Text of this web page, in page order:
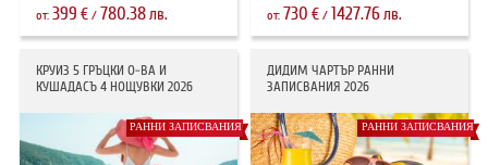
от: 399 €/ 780.38лв. от: 730 € / 1427.76лв.
КРУИЗ 5 ГРЪЦКИ О-ВА И
КУШАДАСЪ 4 НОЩУВКИ 2026
РАННИ ЗАПИСВАНИЯ
ДИДИМ ЧАРТЪР РАННИ
ЗАПИСВАНИЯ 2026
РАННИ ЗАПИСВАНИЯ